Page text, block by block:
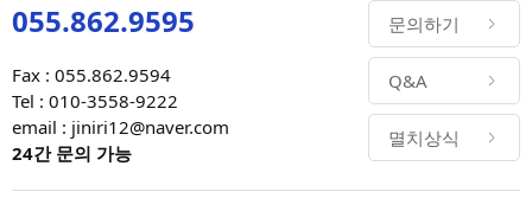
055.862.9595
Fax : 055.862.9594
Tel : 010-3558-9222
email : jiniri12@naver.com
24간 문의 가능
문의하기
Q&A
멸치상식